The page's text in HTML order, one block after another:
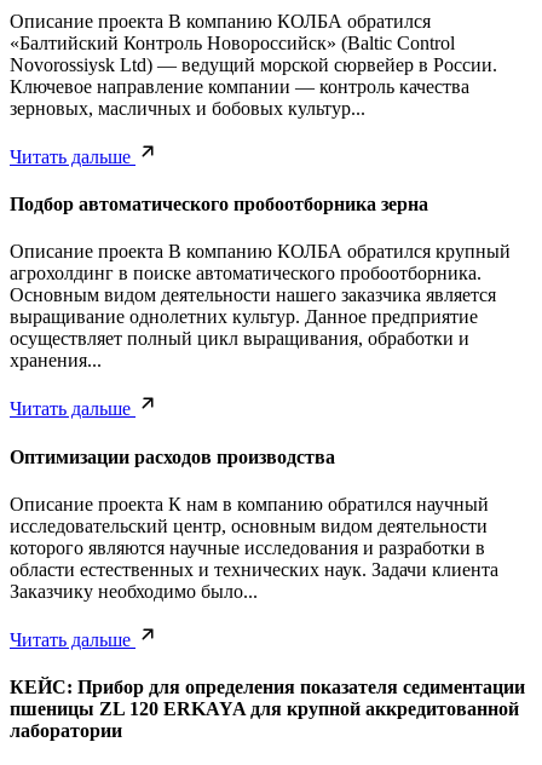
Описание проекта В компанию КОЛБА обратился
«Балтийский Контроль Новороссийск» (Baltic Control
Novorossiysk Ltd) — ведущий морской сюрвейер в России.
Ключевое направление компании — контроль качества
зерновых, масличных и бобовых культур...
Читать дальше
Подбор автоматического пробоотборника зерна
Описание проекта В компанию КОЛБА обратился крупный
агрохолдинг в поиске автоматического пробоотборника.
Основным видом деятельности нашего заказчика является
выращивание однолетних культур. Данное предприятие
осуществляет полный цикл выращивания, обработки и
хранения...
Читать дальше
Оптимизации расходов производства
Описание проекта К нам в компанию обратился научный
исследовательский центр, основным видом деятельности
которого являются научные исследования и разработки в
области естественных и технических наук. Задачи клиента
Заказчику необходимо было...
Читать дальше
КЕЙС: Прибор для определения показателя седиментации
пшеницы ZL 120 ERKAYA для крупной аккредитованной
лаборатории